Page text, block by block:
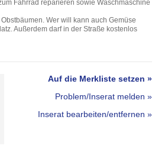
Fahrrad reparieren sowie Waschmaschine
Wer will kann auch Gemüse
Außerdem darf in der Straße kostenlos
Auf die Merkliste setzen »
Problem/Inserat melden »
Inserat bearbeiten/entfernen »